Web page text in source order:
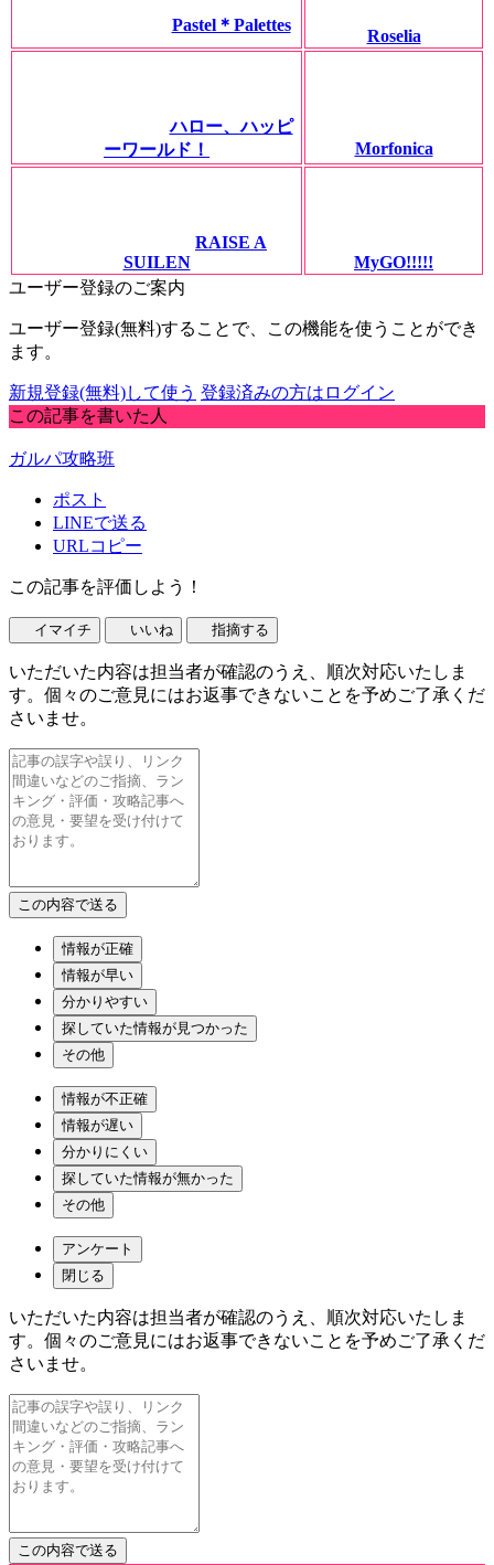
Pastel＊Palettes
Roselia
ハロー、ハッピ
ーワールド！
Morfonica
RAISE A
SUILEN
MyGO!!!!!
ユーザー登録のご案内
ユーザー登録(無料)することで、この機能を使うことができ
ます。
新規登録(無料)して使う 登録済みの方はログイン
この記事を書いた人
ガルパ攻略班
ポスト
LINEで送る
URLコピー
この記事を評価しよう！
イマイチ いいね 指摘する
いただいた内容は担当者が確認のうえ、順次対応いたしま
す。個々のご意見にはお返事できないことを予めご了承くだ
さいませ。
情報が正確
情報が早い
分かりやすい
探していた情報が見つかった
その他
情報が不正確
情報が遅い
分かりにくい
探していた情報が無かった
その他
アンケート
閉じる
いただいた内容は担当者が確認のうえ、順次対応いたしま
す。個々のご意見にはお返事できないことを予めご了承くだ
さいませ。